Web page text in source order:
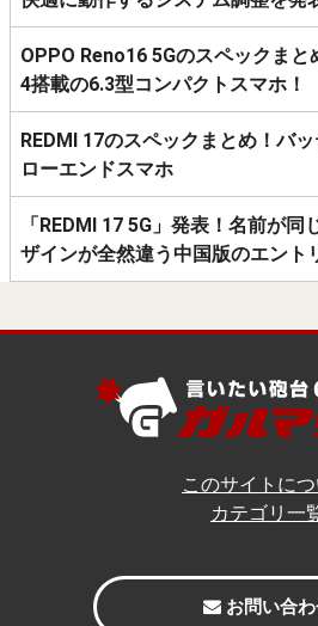
OPPO Reno16 5Gのスペックま
4搭載の6.3型コンパクトスマホ！
REDMI 17のスペックまとめ！バ
ローエンドスマホ
「REDMI 17 5G」発表！名前が
ザインが全然違う中国版のエント
このサイトに
カテゴリ一
お問い合わ